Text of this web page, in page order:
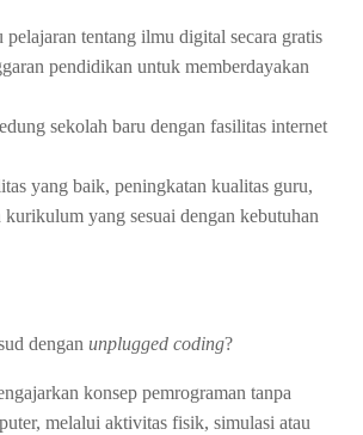
pelajaran tentang ilmu digital secara gratis
pendidikan untuk memberdayakan
sekolah baru dengan fasilitas internet
yang baik, peningkatan kualitas guru,
kurikulum yang sesuai dengan kebutuhan
dengan unplugged coding?
konsep pemrograman tanpa
melalui aktivitas fisik, simulasi atau